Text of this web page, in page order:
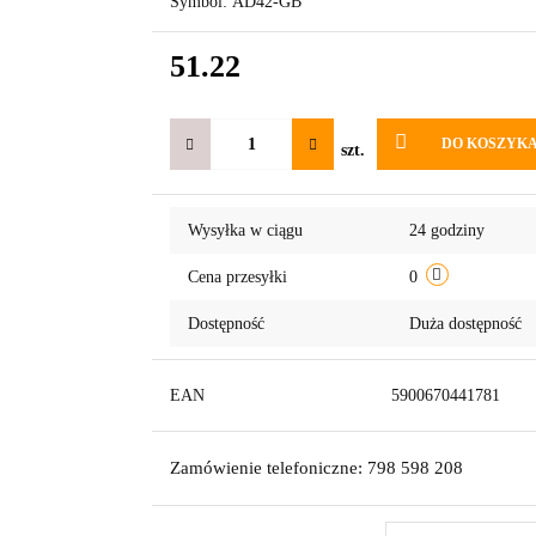
51.22
szt. DO
Wysyłka w ciągu 24 godziny
Cena przesyłki 0
Dostępność Duża dostępność
EAN 5900670441781
Zamówienie telefoniczne: 798 598 208